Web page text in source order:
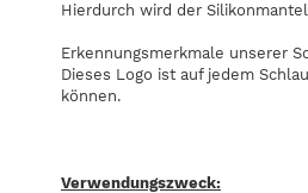
Hierdurch wird der
Erkennungsmerkmale unserer
Dieses Logo ist auf jedem
können.
Verwendungszweck: